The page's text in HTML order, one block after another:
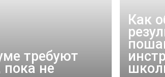
требуют
не
Как